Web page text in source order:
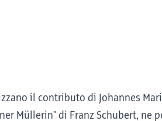
il contributo di Johannes
Müllerin" di Franz Schubert, ne